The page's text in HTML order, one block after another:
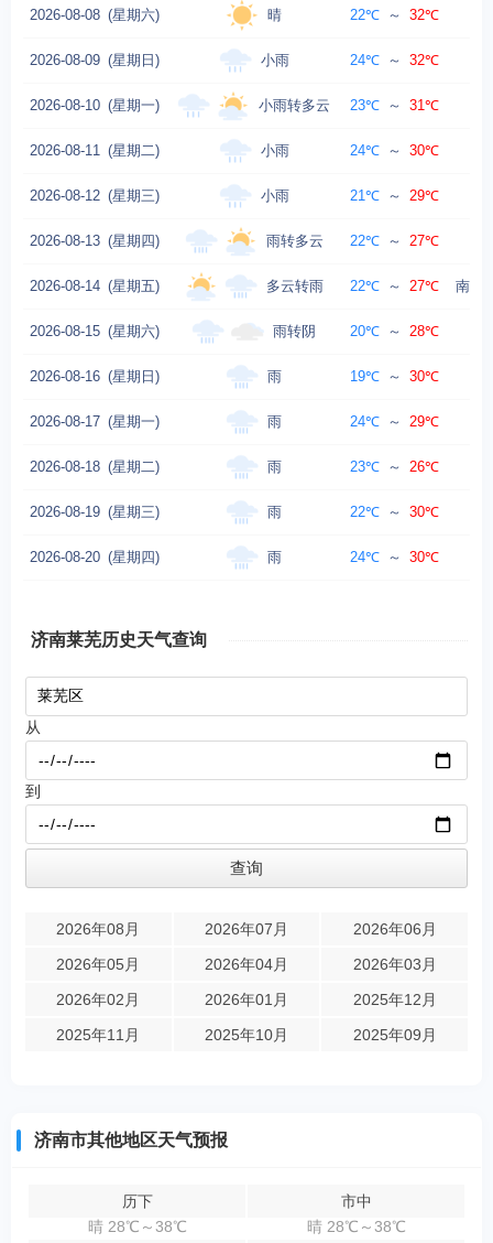
2026-08-08 (星期六) 晴 22℃ ～ 32℃
2026-08-09 (星期日) 小雨 24℃ ～ 32℃
2026-08-10 (星期一) 小雨转多云 23℃ ～ 31℃
2026-08-11 (星期二) 小雨 24℃ ～ 30℃
2026-08-12 (星期三) 小雨 21℃ ～ 29℃
2026-08-13 (星期四) 雨转多云 22℃ ～ 27℃
2026-08-14 (星期五) 多云转雨 22℃ ～ 27℃ 南风
2026-08-15 (星期六) 雨转阴 20℃ ～ 28℃
2026-08-16 (星期日) 雨 19℃ ～ 30℃
2026-08-17 (星期一) 雨 24℃ ～ 29℃
2026-08-18 (星期二) 雨 23℃ ～ 26℃
2026-08-19 (星期三) 雨 22℃ ～ 30℃
2026-08-20 (星期四) 雨 24℃ ～ 30℃
济南莱芜历史天气查询
从
到
2026年08月 2026年07月
2026年06月
2026年05月
2026年04月
2026年03月
2026年02月
2026年01月
2025年12月
2025年11月
2025年10月 2025年09月
济南市其他地区天气预报
历下
晴 28℃～38℃
市中
晴 28℃～38℃